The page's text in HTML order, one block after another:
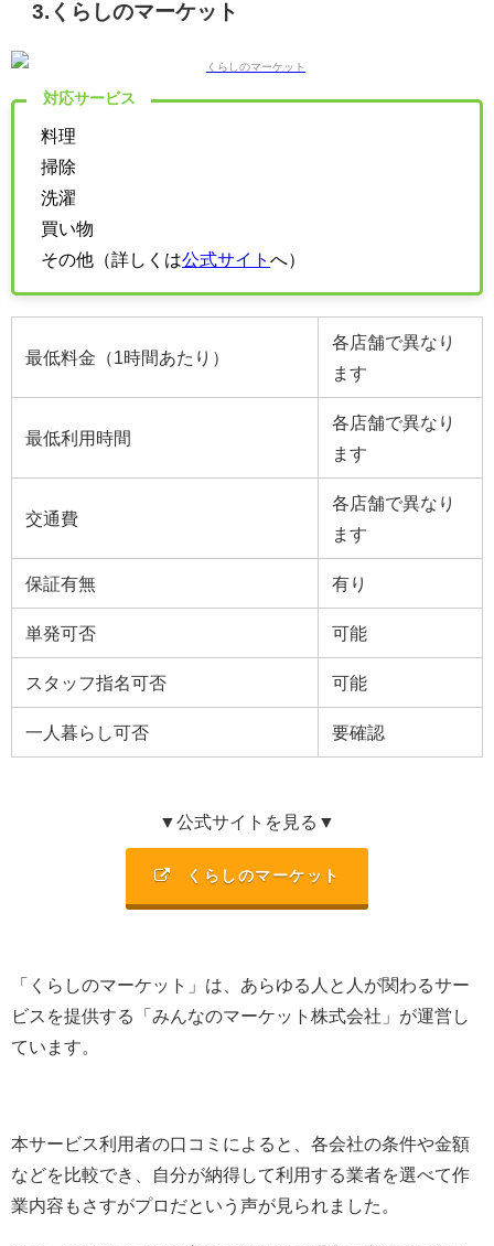
3.くらしのマーケット
対応サービス
料理
掃除
洗濯
買い物
その他（詳しくは公式サイト へ）
最低料金（1時間あたり）
各店舗で異なり
ます
最低利用時間
各店舗で異なり
ます
交通費
各店舗で異なり
ます
保証有無 有り
単発可否 可能
スタッフ指名可否 可能
一人暮らし可否 要確認
▼公式サイトを見る▼
くらしのマーケット
「くらしのマーケット」は、あらゆる人と人が関わるサー
ビスを提供する「みんなのマーケット株式会社」が運営し
ています。
本サービス利用者の口コミによると、各会社の条件や金額
などを比較でき、自分が納得して利用する業者を選べて作
業内容もさすがプロだという声が見られました。